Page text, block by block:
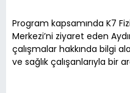
Program kapsamında K7
Merkezi’ni ziyaret eden
çalışmalar hakkında bilgi
ve sağlık çalışanlarıyla bir